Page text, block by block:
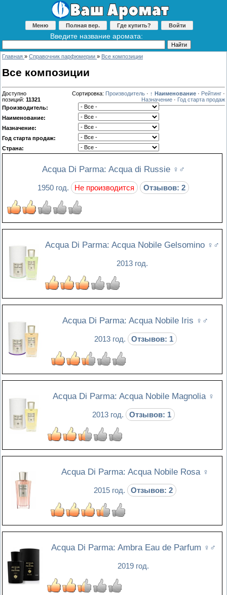
Меню Полная вер. Где купить? Войти
Введите название аромата:
Главная » Справочник парфюмерии » Все композиции
Все композиции
Доступно
позиций: 11321
Сортировка: Производитель · ↑ Наименование · Рейтинг ·
Назначение · Год старта продаж
Производитель:
Наименование:
Назначение:
Год старта продаж:
Страна:
Acqua Di Parma: Acqua di Russie ♀♂
1950 год. Не производится Отзывов: 2
Acqua Di Parma: Acqua Nobile Gelsomino ♀♂
2013 год.
Acqua Di Parma: Acqua Nobile Iris ♀♂
2013 год. Отзывов: 1
Acqua Di Parma: Acqua Nobile Magnolia ♀
2013 год. Отзывов: 1
Acqua Di Parma: Acqua Nobile Rosa ♀
2015 год. Отзывов: 2
Acqua Di Parma: Ambra Eau de Parfum ♀♂
2019 год.